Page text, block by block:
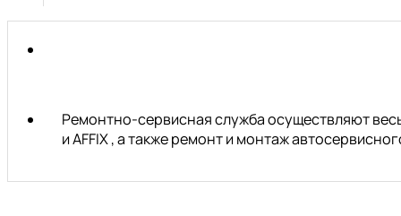
Ремонтно-сервисная служба осуществляют
и AFFIX , а также ремонт и монтаж